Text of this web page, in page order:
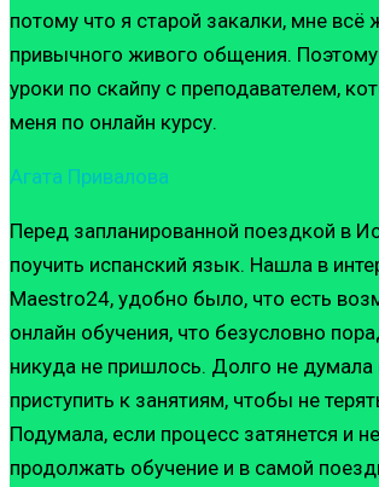
потому что я старой закалки, мне всё
привычного живого общения.
уроки по скайпу с преподавателем,
меня по онлайн курсу.
Агата Привалова
Перед запланированной поездкой в
поучить испанский язык. Нашла в
Maestro24, удобно было, что есть
онлайн обучения, что безусловно
никуда не пришлось. Долго не думала
приступить к занятиям, чтобы не
Подумала, если процесс затянется и
продолжать обучение и в самой